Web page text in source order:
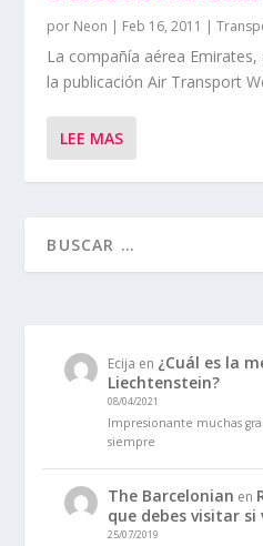
por Neon | Feb 16, 2011 |
La compañía aérea
la publicación Air Transport
LEE MAS
Ecija en ¿Cuál es la
Liechtenstein?
08/04/2021
Impresionante muchas
siempre
The Barcelonian en
que debes visitar si
25/07/2019